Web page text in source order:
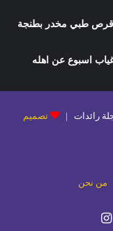
اسبوع عن اهله
تصميم
من نحن
انستقرام